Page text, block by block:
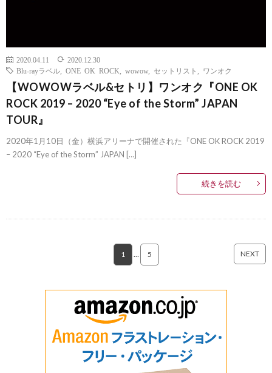
2020.04.11
2020.12.30
Blu-rayラベル
ONE OK ROCK wowow, セットリスト ワンオク
【WOWOWラベル&セトリ】ワンオク『ONE OK
ROCK 2019 – 2020 “Eye of the Storm” JAPAN
TOUR』
2020年1月10日（金）横浜アリーナで開催された『ONE OK ROCK 2019
– 2020 “Eye of the Storm” JAPAN […]
続きを読む
1 5 NEXT